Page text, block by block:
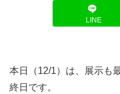
LINE
本日（12/1）は、展示も
終日です。